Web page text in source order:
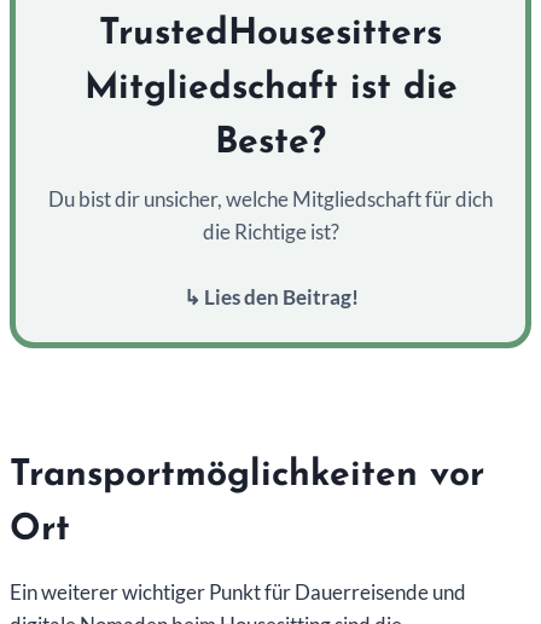
TrustedHousesitters
Mitgliedschaft ist die
Beste?
Du bist dir unsicher, welche Mitgliedschaft für dich
die Richtige ist?
↳ Lies den Beitrag!
Transportmöglichkeiten vor
Ort
Ein weiterer wichtiger Punkt für Dauerreisende und